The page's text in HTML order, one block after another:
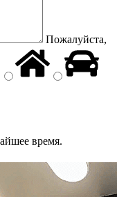
Пожалуйста,
время.